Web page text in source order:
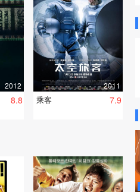
2012
8.8
2011
乘客 7.9